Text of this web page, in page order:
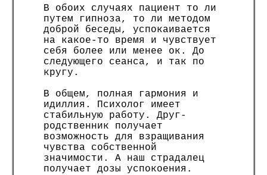
В обоих случаях пациент то ли
путем гипноза, то ли методом
доброй беседы, успокаивается
на какое-то время и чувствует
себя более или менее ок. До
следующего сеанса, и так по
кругу.
В общем, полная гармония и
идиллия. Психолог имеет
стабильную работу. Друг-
родственник получает
возможность для взращивания
чувства собственной
значимости. А наш страдалец
получает дозы успокоения.